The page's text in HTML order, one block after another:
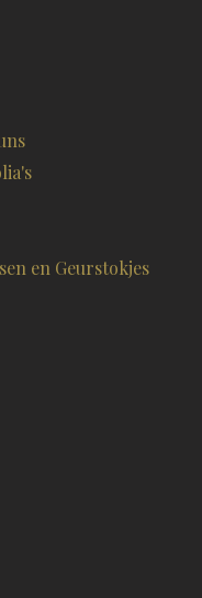
en Geurstokjes